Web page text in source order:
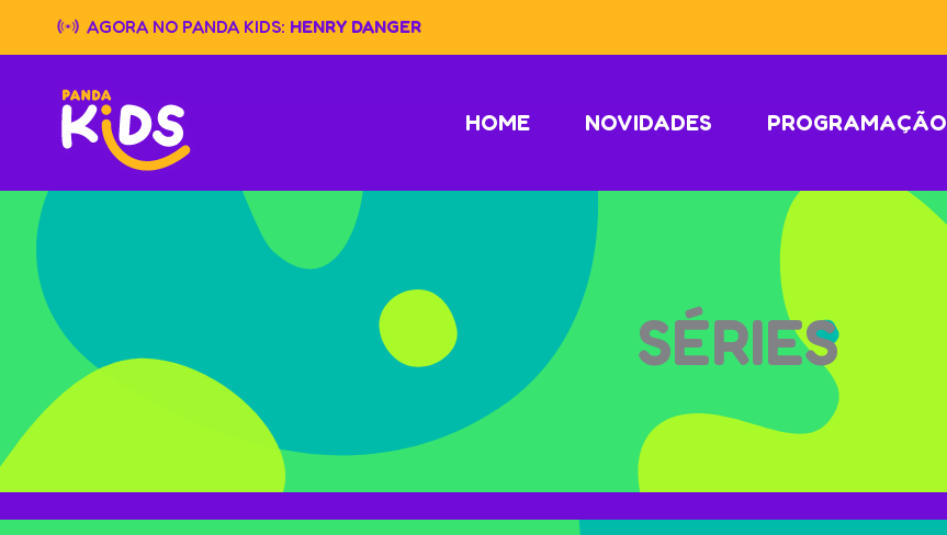
content
AGORA NO PANDA KIDS: HENRY DANGER
HOME NOVIDADES PROGRAMAÇÃO
SÉRIES